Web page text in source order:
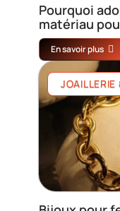
Pourquoi
matériau
En savoir plus
JOAILLERIE